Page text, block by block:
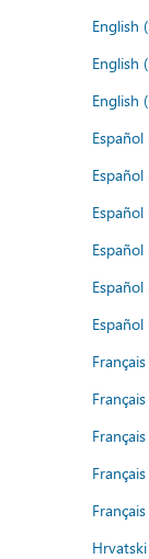
English
English
English
Español
Español